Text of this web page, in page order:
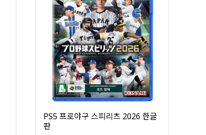
PS5 프로야구 스피리츠 2026 한글
판